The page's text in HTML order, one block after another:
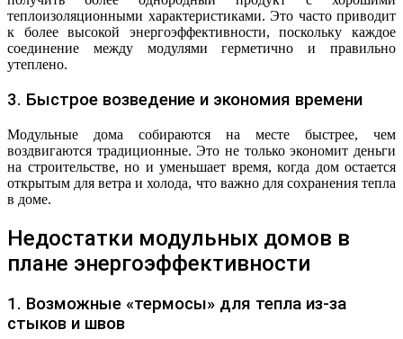
теплоизоляционными характеристиками. Это часто приводит
к более высокой энергоэффективности, поскольку каждое
соединение между модулями герметично и правильно
утеплено.
3. Быстрое возведение и экономия времени
Модульные дома собираются на месте быстрее, чем
воздвигаются традиционные. Это не только экономит деньги
на строительстве, но и уменьшает время, когда дом остается
открытым для ветра и холода, что важно для сохранения тепла
в доме.
Недостатки модульных домов в
плане энергоэффективности
1. Возможные «термосы» для тепла из-за
стыков и швов